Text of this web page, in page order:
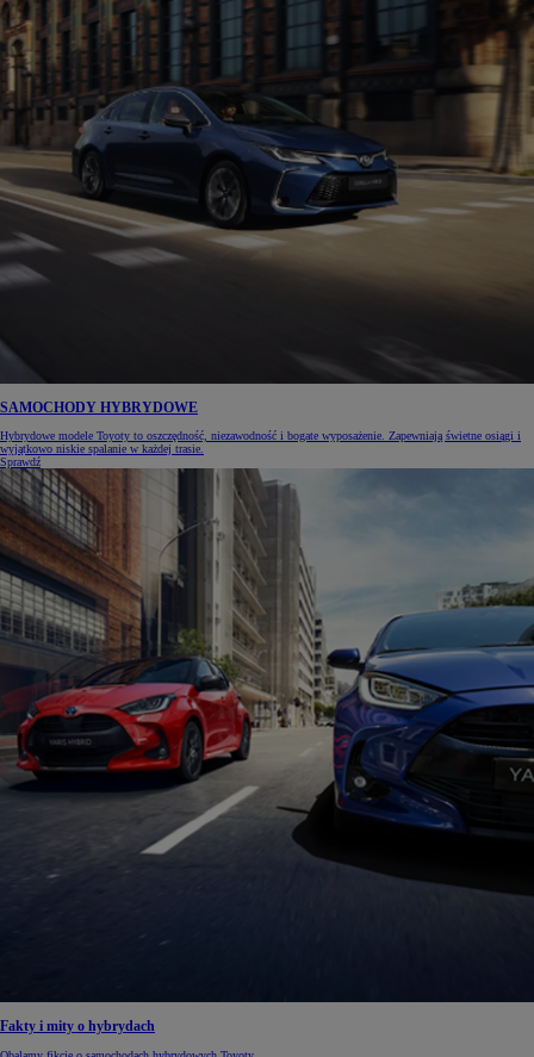
SAMOCHODY HYBRYDOWE
Hybrydowe modele Toyoty to oszczędność, niezawodność i bogate wyposażenie. Zapewniają świetne osiągi i
wyjątkowo niskie spalanie w każdej trasie.
Sprawdź
Fakty i mity o hybrydach